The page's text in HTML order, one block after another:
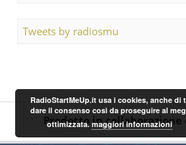
Tweets by radiosmu
Prodotto in collaborazione
RadioStartMeUp.it usa i cookies, anche di
dare il consenso così da proseguire al
ottimizzata. maggiori informazioni